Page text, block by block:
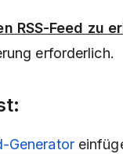
RSS-Feed zu
erforderlich.
Generator